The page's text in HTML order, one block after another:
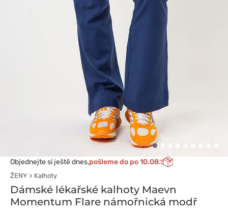
Objednejte si ještě dnes,pošleme do po 10.08
ŽENY Kalhoty
Dámské lékařské kalhoty Maevn
Momentum Flare námořnická modř